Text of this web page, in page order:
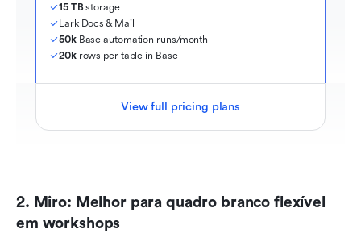
15 TB storage
Lark Docs & Mail
50k Base automation runs/month
20k rows per table in Base
View full pricing plans
2. Miro: Melhor para quadro branco flexível
em workshops